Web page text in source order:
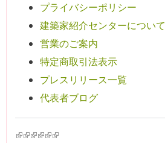
プライバシーポリシー
建築家紹介センターについて
営業のご案内
特定商取引法表示
プレスリリース一覧
代表者ブログ
(link is external)
(link is external)
(link is external)
(link is external)
(link is external)
(link is external)